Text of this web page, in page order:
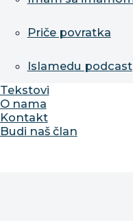
Priče povratka
Islamedu podcast
Tekstovi
O nama
Kontakt
Budi naš član